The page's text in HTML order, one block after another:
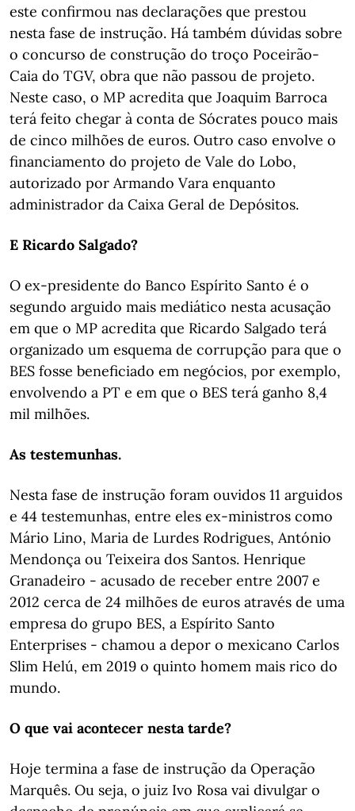
este confirmou nas declarações que prestou
nesta fase de instrução. Há também dúvidas sobre
o concurso de construção do troço Poceirão-
Caia do TGV, obra que não passou de projeto.
Neste caso, o MP acredita que Joaquim Barroca
terá feito chegar à conta de Sócrates pouco mais
de cinco milhões de euros. Outro caso envolve o
financiamento do projeto de Vale do Lobo,
autorizado por Armando Vara enquanto
administrador da Caixa Geral de Depósitos.
E Ricardo Salgado?
O ex-presidente do Banco Espírito Santo é o
segundo arguido mais mediático nesta acusação
em que o MP acredita que Ricardo Salgado terá
organizado um esquema de corrupção para que o
BES fosse beneficiado em negócios, por exemplo,
envolvendo a PT e em que o BES terá ganho 8,4
mil milhões.
As testemunhas.
Nesta fase de instrução foram ouvidos 11 arguidos
e 44 testemunhas, entre eles ex-ministros como
Mário Lino, Maria de Lurdes Rodrigues, António
Mendonça ou Teixeira dos Santos. Henrique
Granadeiro - acusado de receber entre 2007 e
2012 cerca de 24 milhões de euros através de uma
empresa do grupo BES, a Espírito Santo
Enterprises - chamou a depor o mexicano Carlos
Slim Helú, em 2019 o quinto homem mais rico do
mundo.
O que vai acontecer nesta tarde?
Hoje termina a fase de instrução da Operação
Marquês. Ou seja, o juiz Ivo Rosa vai divulgar o